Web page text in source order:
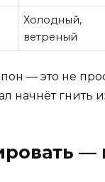
Холодный,
ветреный
— это не
начнёт гнить
—